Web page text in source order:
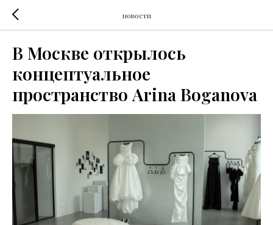
новости
В Москве открылось
концептуальное
пространство Arina Boganova